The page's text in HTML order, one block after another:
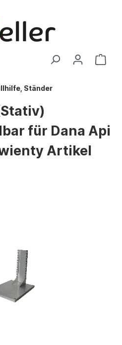
Ständer
für Dana Api
Artikel